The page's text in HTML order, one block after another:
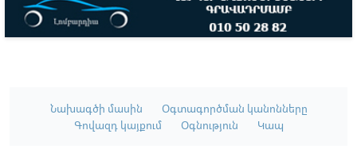
Նախագծի մասին
Օգտագործման կանոնները
Գովազդ կայքում
Օգնություն Կապ